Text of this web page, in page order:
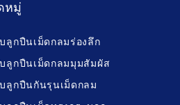
หมู่
ลูกปืนเม็ดกลมร่องลึก
ลูกปืนเม็ดกลมมุมสัมผัส
ลูกปืนกันรุนเม็ดกลม